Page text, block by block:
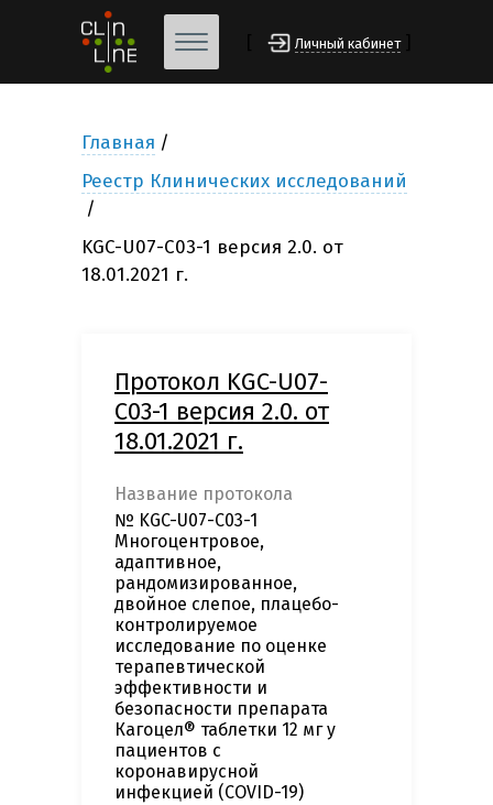
Личный кабинет
Главная
Реестр Клинических исследований
KGC-U07-C03-1 версия 2.0. от
18.01.2021 г.
Протокол KGC-U07-
C03-1 версия 2.0. от
18.01.2021 г.
Название протокола
№ KGC-U07-C03-1
Многоцентровое,
адаптивное,
рандомизированное,
двойное слепое, плацебо-
контролируемое
исследование по оценке
терапевтической
эффективности и
безопасности препарата
Кагоцел® таблетки 12 мг у
пациентов с
коронавирусной
инфекцией (COVID-19)